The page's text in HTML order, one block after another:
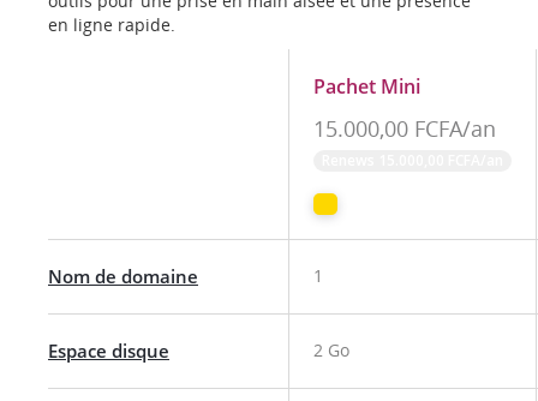
en ligne rapide.
Pachet Mini
15.000,00 FCFA/an
Nom de domaine 1
Espace disque 2 Go